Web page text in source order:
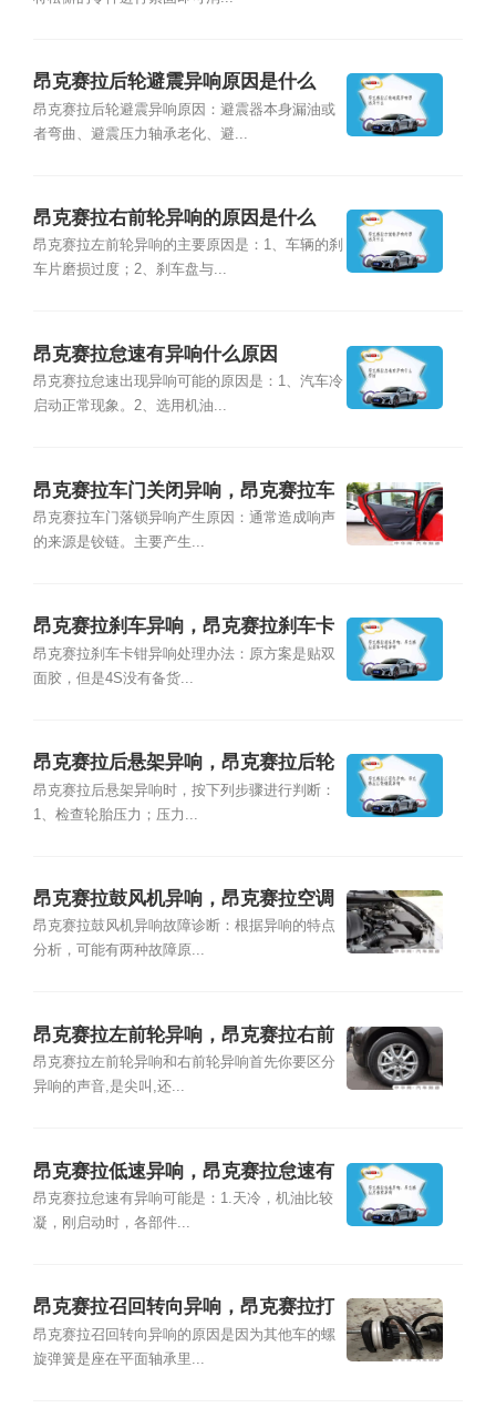
昂克赛拉后轮避震异响原因是什么
昂克赛拉后轮避震异响原因：避震器本身漏油或
者弯曲、避震压力轴承老化、避...
昂克赛拉右前轮异响的原因是什么
昂克赛拉左前轮异响的主要原因是：1、车辆的刹
车片磨损过度；2、刹车盘与...
昂克赛拉怠速有异响什么原因
昂克赛拉怠速出现异响可能的原因是：1、汽车冷
启动正常现象。2、选用机油...
昂克赛拉车门关闭异响，昂克赛拉车
门落锁异响
昂克赛拉车门落锁异响产生原因：通常造成响声
的来源是铰链。主要产生...
昂克赛拉刹车异响，昂克赛拉刹车卡
钳异响
昂克赛拉刹车卡钳异响处理办法：原方案是贴双
面胶，但是4S没有备货...
昂克赛拉后悬架异响，昂克赛拉后轮
避震异响
昂克赛拉后悬架异响时，按下列步骤进行判断：
1、检查轮胎压力；压力...
昂克赛拉鼓风机异响，昂克赛拉空调
异响
昂克赛拉鼓风机异响故障诊断：根据异响的特点
分析，可能有两种故障原...
昂克赛拉左前轮异响，昂克赛拉右前
轮异响
昂克赛拉左前轮异响和右前轮异响首先你要区分
异响的声音,是尖叫,还...
昂克赛拉低速异响，昂克赛拉怠速有
异响
昂克赛拉怠速有异响可能是：1.天冷，机油比较
凝，刚启动时，各部件...
昂克赛拉召回转向异响，昂克赛拉打
方向有异响
昂克赛拉召回转向异响的原因是因为其他车的螺
旋弹簧是座在平面轴承里...